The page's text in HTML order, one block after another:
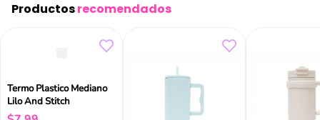
Productosrecomendados
Termo Plastico Mediano
Lilo And Stitch